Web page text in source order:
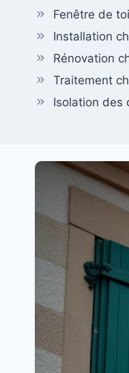
Fenêtre de
Installation
Rénovation
Traitement
Isolation des